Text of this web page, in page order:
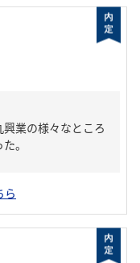
業の様々なところ
。
ら